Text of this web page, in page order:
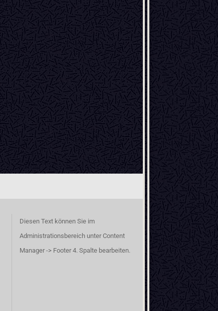
Diesen Text können Sie im
Administrationsbereich unter Content
Manager -> Footer 4. Spalte bearbeiten.